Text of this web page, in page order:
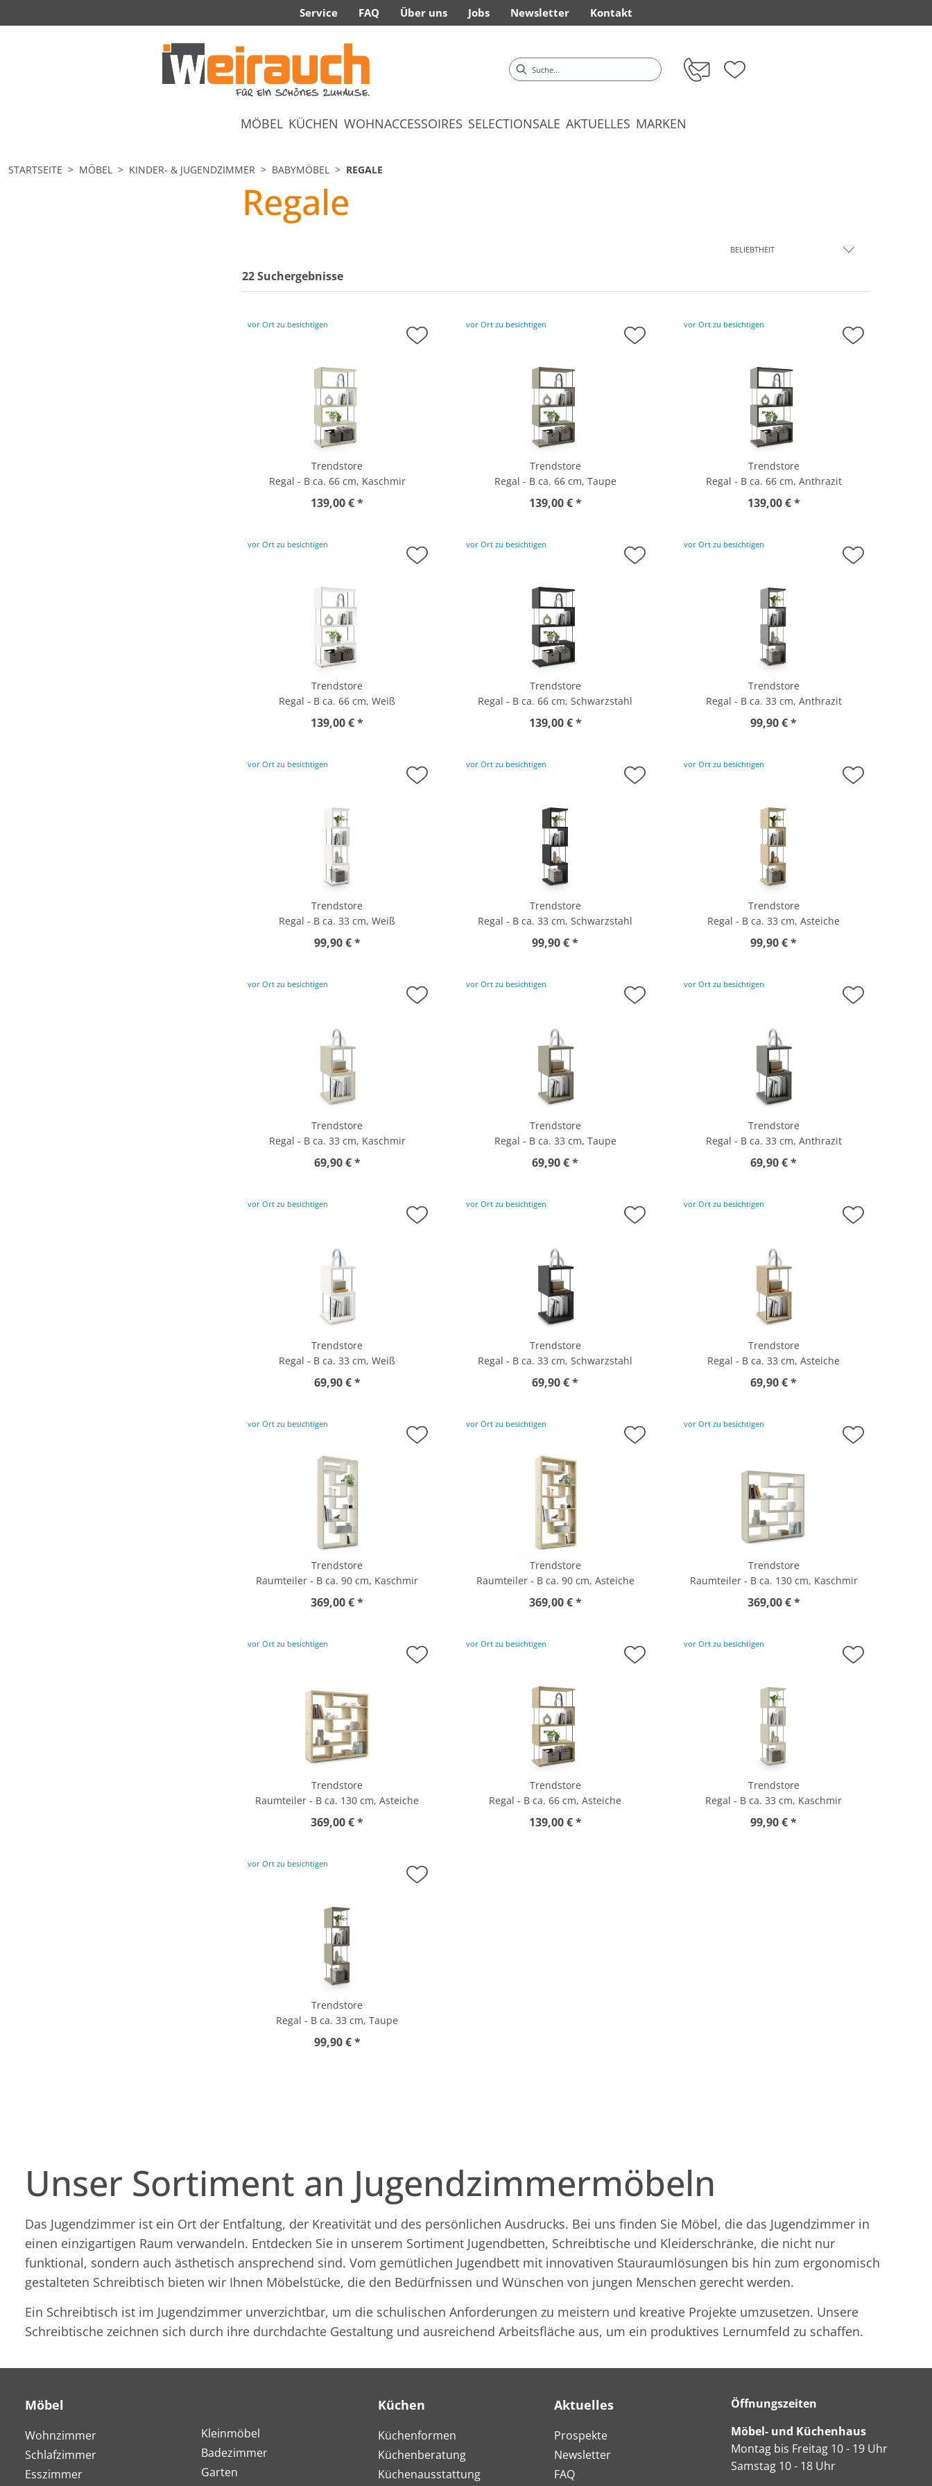
Service FAQ Über uns Jobs Newsletter Kontakt
MÖBEL KÜCHEN WOHNACCESSOIRES SELECTIONSALE AKTUELLES MARKEN
STARTSEITE MÖBEL KINDER- & JUGENDZIMMER BABYMÖBEL REGALE
Regale
BELIEBTHEIT
22 Suchergebnisse
vor Ort zu besichtigen
Trendstore
Regal - B ca. 66 cm, Kaschmir
139,00 € *
vor Ort zu besichtigen
Trendstore
Regal - B ca. 66 cm, Taupe
139,00 € *
vor Ort zu besichtigen
Trendstore
Regal - B ca. 66 cm, Anthrazit
139,00 € *
vor Ort zu besichtigen
Trendstore
Regal - B ca. 66 cm, Weiß
139,00 € *
vor Ort zu besichtigen
Trendstore
Regal - B ca. 66 cm, Schwarzstahl
139,00 € *
vor Ort zu besichtigen
Trendstore
Regal - B ca. 33 cm, Anthrazit
99,90 € *
vor Ort zu besichtigen
Trendstore
Regal - B ca. 33 cm, Weiß
99,90 € *
vor Ort zu besichtigen
Trendstore
Regal - B ca. 33 cm, Schwarzstahl
99,90 € *
vor Ort zu besichtigen
Trendstore
Regal - B ca. 33 cm, Asteiche
99,90 € *
vor Ort zu besichtigen
Trendstore
Regal - B ca. 33 cm, Kaschmir
69,90 € *
vor Ort zu besichtigen
Trendstore
Regal - B ca. 33 cm, Taupe
69,90 € *
vor Ort zu besichtigen
Trendstore
Regal - B ca. 33 cm, Anthrazit
69,90 € *
vor Ort zu besichtigen
Trendstore
Regal - B ca. 33 cm, Weiß
69,90 € *
vor Ort zu besichtigen
Trendstore
Regal - B ca. 33 cm, Schwarzstahl
69,90 € *
vor Ort zu besichtigen
Trendstore
Regal - B ca. 33 cm, Asteiche
69,90 € *
vor Ort zu besichtigen
Trendstore
Raumteiler - B ca. 90 cm, Kaschmir
369,00 € *
vor Ort zu besichtigen
Trendstore
Raumteiler - B ca. 90 cm, Asteiche
369,00 € *
vor Ort zu besichtigen
Trendstore
Raumteiler - B ca. 130 cm, Kaschmir
369,00 € *
vor Ort zu besichtigen
Trendstore
Raumteiler - B ca. 130 cm, Asteiche
369,00 € *
vor Ort zu besichtigen
Trendstore
Regal - B ca. 66 cm, Asteiche
139,00 € *
vor Ort zu besichtigen
Trendstore
Regal - B ca. 33 cm, Kaschmir
99,90 € *
vor Ort zu besichtigen
Trendstore
Regal - B ca. 33 cm, Taupe
99,90 € *
Unser Sortiment an Jugendzimmermöbeln
Das Jugendzimmer ist ein Ort der Entfaltung, der Kreativität und des persönlichen Ausdrucks. Bei uns finden Sie Möbel, die das Jugendzimmer in
einen einzigartigen Raum verwandeln. Entdecken Sie in unserem Sortiment Jugendbetten, Schreibtische und Kleiderschränke, die nicht nur
funktional, sondern auch ästhetisch ansprechend sind. Vom gemütlichen Jugendbett mit innovativen Stauraumlösungen bis hin zum ergonomisch
gestalteten Schreibtisch bieten wir Ihnen Möbelstücke, die den Bedürfnissen und Wünschen von jungen Menschen gerecht werden.
Ein Schreibtisch ist im Jugendzimmer unverzichtbar, um die schulischen Anforderungen zu meistern und kreative Projekte umzusetzen. Unsere
Schreibtische zeichnen sich durch ihre durchdachte Gestaltung und ausreichend Arbeitsfläche aus, um ein produktives Lernumfeld zu schaffen.
Möbel
Wohnzimmer
Schlafzimmer
Esszimmer
Kleinmöbel
Badezimmer
Garten
Küchen
Küchenformen
Küchenberatung
Küchenausstattung
Aktuelles
Prospekte
Newsletter
FAQ
Öffnungszeiten
Möbel- und Küchenhaus
Montag bis Freitag 10 - 19 Uhr
Samstag 10 - 18 Uhr